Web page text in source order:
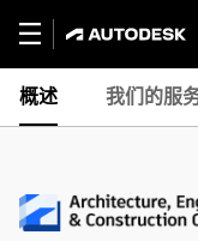
概述 我们的服